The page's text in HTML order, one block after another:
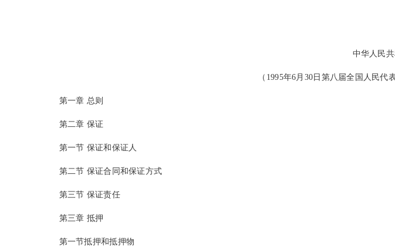
中华人民
（1995年6月30日第八届全国人民代
第一章 总则
第二章 保证
第一节 保证和保证人
第二节 保证合同和保证方式
第三节 保证责任
第三章 抵押
第一节抵押和抵押物